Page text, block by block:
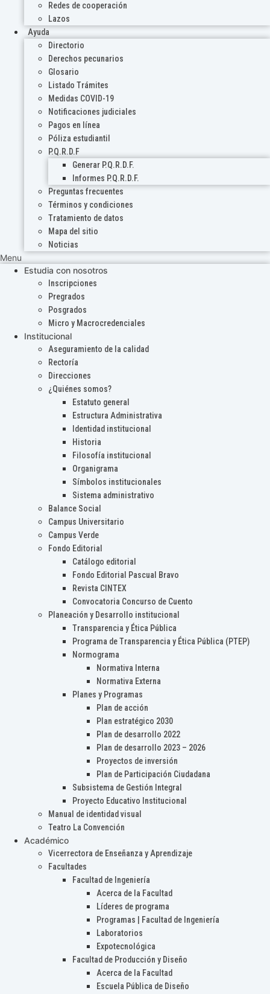
Redes de cooperación
Lazos
Ayuda
Directorio
Derechos pecunarios
Glosario
Listado Trámites
Medidas COVID-19
Notificaciones judiciales
Pagos en línea
Póliza estudiantil
P.Q.R.D.F
Generar P.Q.R.D.F.
Informes P.Q.R.D.F.
Preguntas frecuentes
Términos y condiciones
Tratamiento de datos
Mapa del sitio
Noticias
Menu
Estudia con nosotros
Inscripciones
Pregrados
Posgrados
Micro y Macrocredenciales
Institucional
Aseguramiento de la calidad
Rectoría
Direcciones
¿Quiénes somos?
Estatuto general
Estructura Administrativa
Identidad institucional
Historia
Filosofía institucional
Organigrama
Símbolos institucionales
Sistema administrativo
Balance Social
Campus Universitario
Campus Verde
Fondo Editorial
Catálogo editorial
Fondo Editorial Pascual Bravo
Revista CINTEX
Convocatoria Concurso de Cuento
Planeación y Desarrollo institucional
Transparencia y Ética Pública
Programa de Transparencia y Ética Pública (PTEP)
Normograma
Normativa Interna
Normativa Externa
Planes y Programas
Plan de acción
Plan estratégico 2030
Plan de desarrollo 2022
Plan de desarrollo 2023 – 2026
Proyectos de inversión
Plan de Participación Ciudadana
Subsistema de Gestión Integral
Proyecto Educativo Institucional
Manual de identidad visual
Teatro La Convención
Académico
Vicerrectora de Enseñanza y Aprendizaje
Facultades
Facultad de Ingeniería
Acerca de la Facultad
Líderes de programa
Programas | Facultad de Ingeniería
Laboratorios
Expotecnológica
Facultad de Producción y Diseño
Acerca de la Facultad
Escuela Pública de Diseño